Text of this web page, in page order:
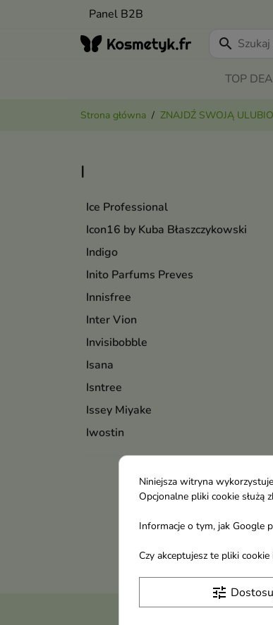
Panel B2B
search
TOP
Strona główna ZNAJDŹ SWOJĄ
I
Ice Professional
Icon16 by Kuba Błaszczykowski
Indigo
Inito Parfums Preves
Innisfree
Inter Vion
Invisibobble
Isana
Isntree
Issey Miyake
Iwostin
Niniejsza witryna
Opcjonalne pliki cookie służą
Informacje o tym, jak Google
Czy akceptujesz te pliki
tune